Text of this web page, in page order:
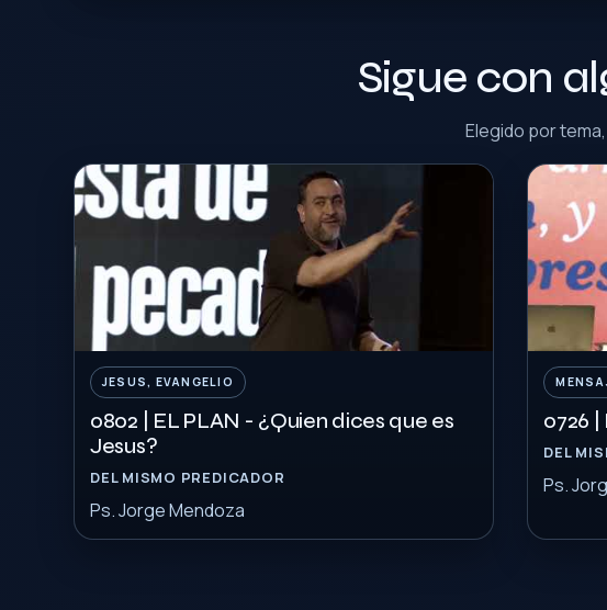
Sigue con
Elegido por
JESUS, EVANGELIO
0802 | EL PLAN - ¿Quien dices que es
Jesus?
DEL MISMO PREDICADOR
Ps. Jorge Mendoza
0726
DEL
Ps.